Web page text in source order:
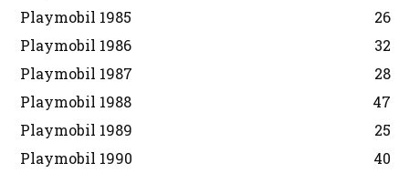
Playmobil 1985
26
Playmobil 1986
32
Playmobil 1987
28
Playmobil 1988
47
Playmobil 1989
25
Playmobil 1990
40